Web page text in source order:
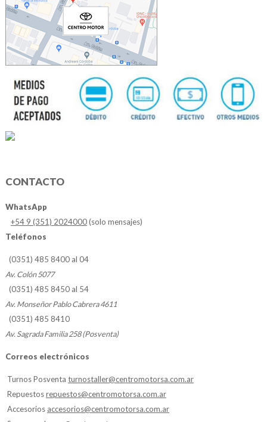
CONTACTO
WhatsApp
+54 9 (351) 2024000(solo mensajes)
Teléfonos
(0351) 485 8400 al 04
Av. Colón 5077
(0351) 485 8450 al 54
Av. Monseñor Pablo Cabrera 4611
(0351) 485 8410
Av. Sagrada Familia 258 (Posventa)
Correos electrónicos
Turnos Posventa turnostaller@centromotorsa.com.ar
Repuestosrepuestos@centromotorsa.com.ar
Accesorios accesorios@centromotorsa.com.ar